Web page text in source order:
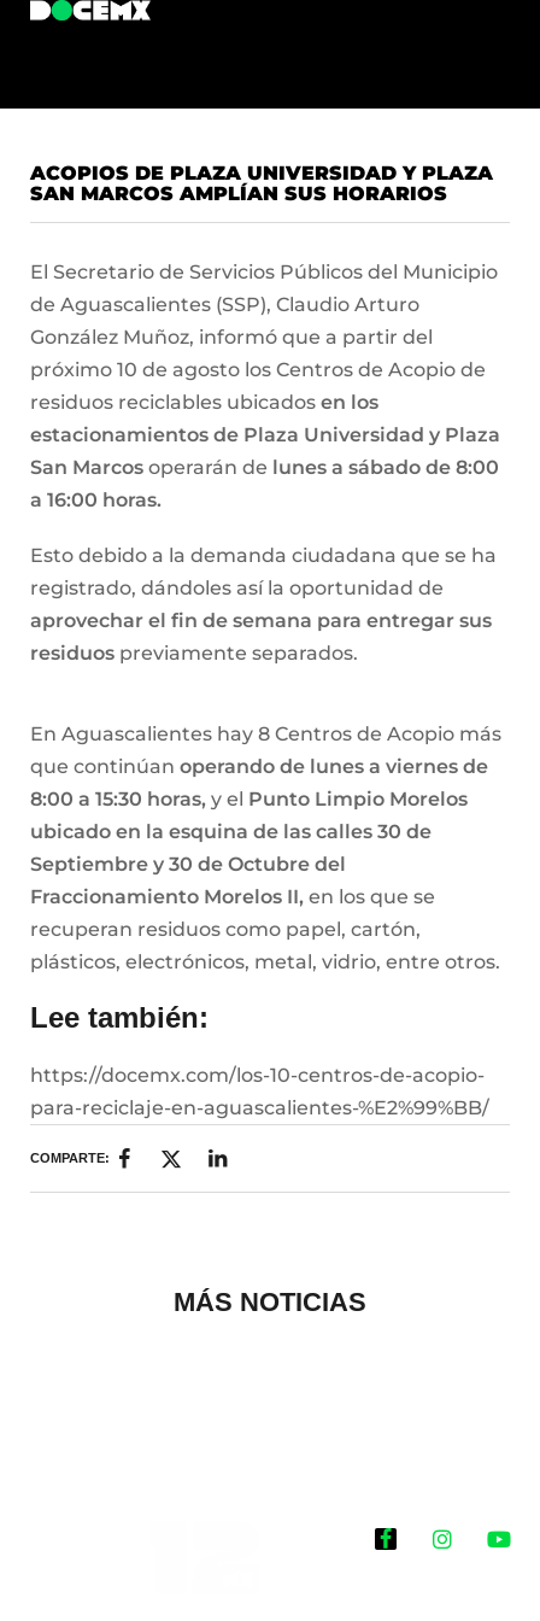
ACOPIOS DE PLAZA UNIVERSIDAD Y PLAZA
SAN MARCOS AMPLÍAN SUS HORARIOS
El Secretario de Servicios Públicos del Municipio
de Aguascalientes (SSP), Claudio Arturo
González Muñoz, informó que a partir del
próximo 10 de agosto los Centros de Acopio de
residuos reciclables ubicados en los
estacionamientos de Plaza Universidad y Plaza
San Marcos operarán de lunes a sábado de 8:00
a 16:00 horas.
Esto debido a la demanda ciudadana que se ha
registrado, dándoles así la oportunidad de
aprovechar el fin de semana para entregar sus
residuos previamente separados.
En Aguascalientes hay 8 Centros de Acopio más
que continúan operando de lunes a viernes de
8:00 a 15:30 horas, y el Punto Limpio Morelos
ubicado en la esquina de las calles 30 de
Septiembre y 30 de Octubre del
Fraccionamiento Morelos II, en los que se
recuperan residuos como papel, cartón,
plásticos, electrónicos, metal, vidrio, entre otros.
Lee también:
https://docemx.com/los-10-centros-de-acopio-
para-reciclaje-en-aguascalientes-%E2%99%BB/
COMPARTE:
MÁS NOTICIAS